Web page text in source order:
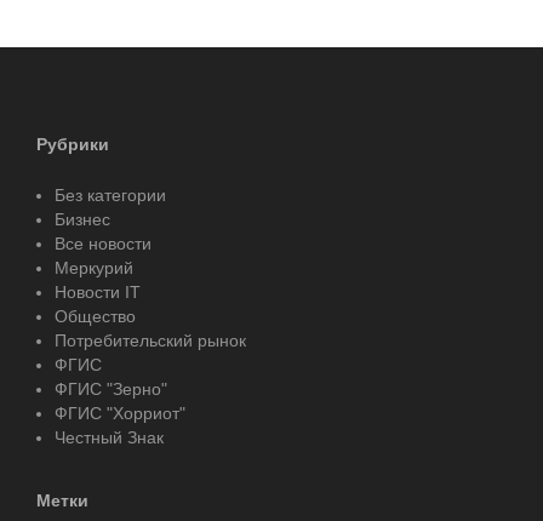
Рубрики
Без категории
Бизнес
Все новости
Меркурий
Новости IT
Общество
Потребительский рынок
ФГИС
ФГИС "Зерно"
ФГИС "Хорриот"
Честный Знак
Метки